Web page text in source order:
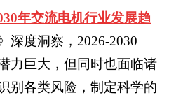
年交流电机行业发展趋
深度洞察，2026-2030
力巨大，但同时也面临诸
别各类风险，制定科学的